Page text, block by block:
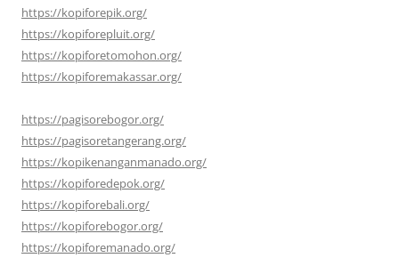
https://kopiforepik.org/
https://kopiforepluit.org/
https://kopiforetomohon.org/
https://kopiforemakassar.org/
https://pagisorebogor.org/
https://pagisoretangerang.org/
https://kopikenanganmanado.org/
https://kopiforedepok.org/
https://kopiforebali.org/
https://kopiforebogor.org/
https://kopiforemanado.org/